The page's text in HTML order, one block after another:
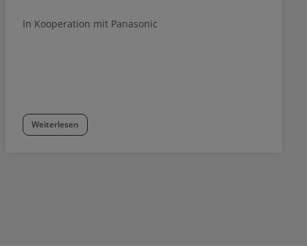
In Kooperation mit Panasonic
Weiterlesen